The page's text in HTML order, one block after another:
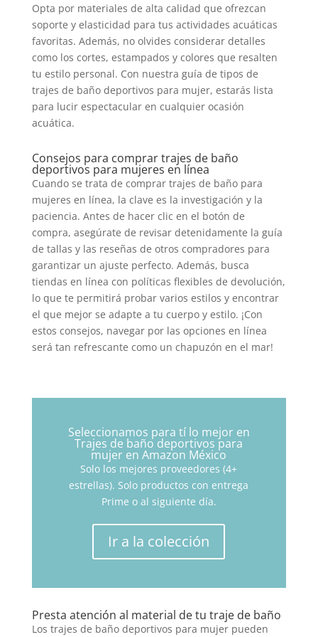
Opta por materiales de alta calidad que ofrezcan
soporte y elasticidad para tus actividades acuáticas
favoritas. Además, no olvides considerar detalles
como los cortes, estampados y colores que resalten
tu estilo personal. Con nuestra guía de tipos de
trajes de baño deportivos para mujer, estarás lista
para lucir espectacular en cualquier ocasión
acuática.
Consejos para comprar trajes de baño
deportivos para mujeres en línea
Cuando se trata de comprar trajes de baño para
mujeres en línea, la clave es la investigación y la
paciencia. Antes de hacer clic en el botón de
compra, asegúrate de revisar detenidamente la guía
de tallas y las reseñas de otros compradores para
garantizar un ajuste perfecto. Además, busca
tiendas en línea con políticas flexibles de devolución,
lo que te permitirá probar varios estilos y encontrar
el que mejor se adapte a tu cuerpo y estilo. ¡Con
estos consejos, navegar por las opciones en línea
será tan refrescante como un chapuzón en el mar!
Seleccionamos para tí lo mejor en
Trajes de baño deportivos para
mujer en Amazon México
Solo los mejores proveedores (4+
estrellas). Solo productos con entrega
Prime o al siguiente día.
Ir a la colección
Presta atención al material de tu traje de baño
Los trajes de baño deportivos para mujer pueden